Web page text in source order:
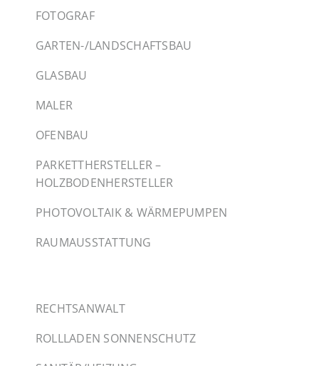
FOTOGRAF
GARTEN-/LANDSCHAFTSBAU
GLASBAU
MALER
OFENBAU
PARKETTHERSTELLER –
HOLZBODENHERSTELLER
PHOTOVOLTAIK & WÄRMEPUMPEN
RAUMAUSSTATTUNG
RECHTSANWALT
ROLLLADEN SONNENSCHUTZ